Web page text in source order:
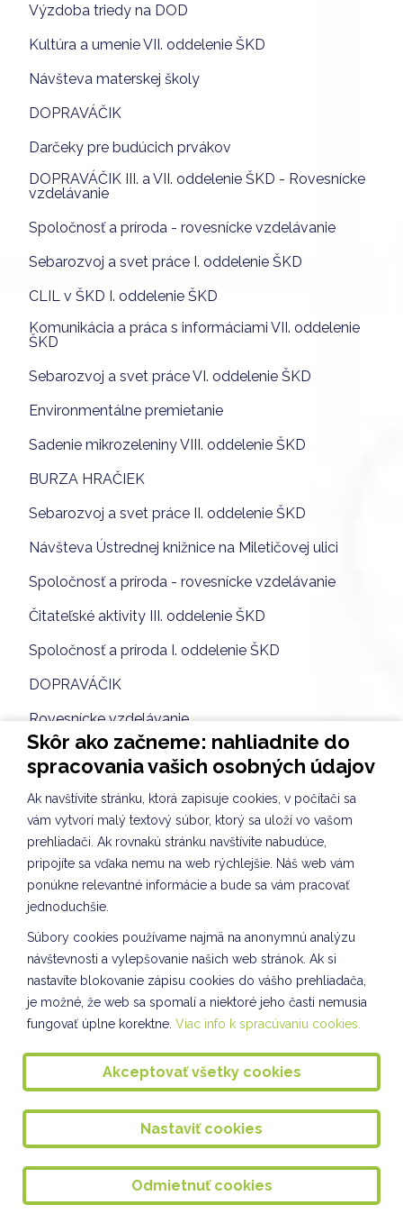
Výzdoba triedy na DOD
Kultúra a umenie VII. oddelenie ŠKD
Návšteva materskej školy
DOPRAVÁČIK
Darčeky pre budúcich prvákov
DOPRAVÁČIK III. a VII. oddelenie ŠKD - Rovesnícke
vzdelávanie
Spoločnosť a príroda - rovesnícke vzdelávanie
Sebarozvoj a svet práce I. oddelenie ŠKD
CLIL v ŠKD I. oddelenie ŠKD
Komunikácia a práca s informáciami VII. oddelenie
ŠKD
Sebarozvoj a svet práce VI. oddelenie ŠKD
Environmentálne premietanie
Sadenie mikrozeleniny VIII. oddelenie ŠKD
BURZA HRAČIEK
Sebarozvoj a svet práce II. oddelenie ŠKD
Návšteva Ústrednej knižnice na Miletičovej ulici
Spoločnosť a príroda - rovesnícke vzdelávanie
Čitateľské aktivity III. oddelenie ŠKD
Spoločnosť a príroda I. oddelenie ŠKD
DOPRAVÁČIK
Rovesnícke vzdelávanie
Sebarozvoj a svet práce
Spoločnosť a príroda VII. oddelenie ŠKD
Žonglér ALEX v II. a IV. oddelení ŠKD
ZIMNÉ ŠANTENIE
Komunikácia a práca s informáciami VII. oddelenie
ŠKD
Naša škola v médiách
Recyklácia VII. oddelenie ŠKD
SEPAROVANIE VII. oddelenie ŠKD
ZIMNÁ MINIAKADÉMIA V ŠKD
Súťaž z chémie
Badminton dievčat
Skôr ako začneme: nahliadnite do
spracovania vašich osobných údajov
Ak navštívite stránku, ktorá zapisuje cookies, v počítači sa
vám vytvorí malý textový súbor, ktorý sa uloží vo vašom
prehliadači. Ak rovnakú stránku navštívite nabudúce,
pripojíte sa vďaka nemu na web rýchlejšie. Náš web vám
ponúkne relevantné informácie a bude sa vám pracovať
jednoduchšie.
Súbory cookies používame najmä na anonymnú analýzu
návštevnosti a vylepšovanie našich web stránok. Ak si
nastavíte blokovanie zápisu cookies do vášho prehliadača,
je možné, že web sa spomalí a niektoré jeho časti nemusia
fungovať úplne korektne. Viac info k spracúvaniu cookies.
Akceptovať všetky cookies
Nastaviť cookies
Odmietnuť cookies